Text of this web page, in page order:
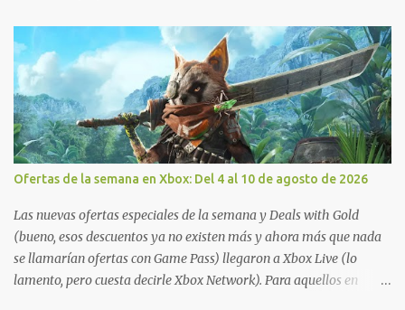
Ofertas de la semana en Xbox: Del 4 al 10 de agosto de 2026
Las nuevas ofertas especiales de la semana y Deals with Gold
(bueno, esos descuentos ya no existen más y ahora más que nada
se llamarían ofertas con Game Pass) llegaron a Xbox Live (lo
lamento, pero cuesta decirle Xbox Network). Para aquellos en